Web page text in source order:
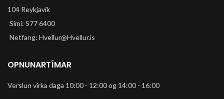
104 Reykjavík
Sími: 577 6400
Netfang: Hvellur@Hvellur.is
OPNUNARTÍMAR
Verslun virka daga 10:00 - 12:00 og 14:00 - 16:00